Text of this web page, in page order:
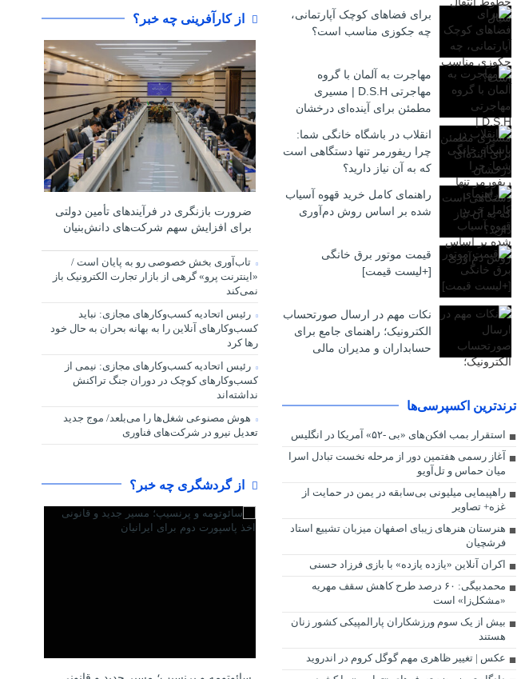
برای فضاهای کوچک آپارتمانی،
چه جکوزی مناسب است؟
مهاجرت به آلمان با گروه
مهاجرتی D.S.H | مسیری
مطمئن برای آینده‌ای درخشان
انقلاب در باشگاه خانگی شما:
چرا ریفورمر تنها دستگاهی است
که به آن نیاز دارید؟
راهنمای کامل خرید قهوه آسیاب
شده بر اساس روش دم‌آوری
قیمت موتور برق خانگی
[+لیست قیمت]
نکات مهم در ارسال صورتحساب
الکترونیک؛ راهنمای جامع برای
حسابداران و مدیران مالی
ترندترین اکسپرسی‌ها
استقرار بمب افکن‌های «بی -۵۲» آمریکا در انگلیس
آغاز رسمی هفتمین دور از مرحله نخست تبادل اسرا
میان حماس و تل‌آویو
راهپیمایی میلیونی بی‌سابقه در یمن در حمایت از
غزه+ تصاویر
هنرستان هنرهای زیبای اصفهان میزبان تشییع استاد
فرشچیان
اکران آنلاین «یازده یازده» با بازی فرزاد حسنی
محمدبیگی: ۶۰ درصد طرح کاهش سقف مهریه
«مشکل‌زا» است
بیش از یک سوم ورزشکاران پارالمپیکی کشور زنان
هستند
عکس | تغییر ظاهری مهم گوگل کروم در اندروید
از کارآفرینی چه خبر؟
ضرورت بازنگری در فرآیندهای تأمین دولتی
برای افزایش سهم شرکت‌های دانش‌بنیان
تاب‌آوری بخش خصوصی رو به پایان است /
«اینترنت پرو» گرهی از بازار تجارت الکترونیک باز
نمی‌کند
رئیس اتحادیه کسب‌وکارهای مجازی: نباید
کسب‌وکارهای آنلاین را به بهانه بحران به حال خود
رها کرد
رئیس اتحادیه کسب‌وکارهای مجازی: نیمی از
کسب‌وکارهای کوچک در دوران جنگ‌ تراکنش
نداشته‌اند
هوش مصنوعی شغل‌ها را می‌بلعد/ موج جدید
تعدیل نیرو در شرکت‌های فناوری
از گردشگری چه خبر؟